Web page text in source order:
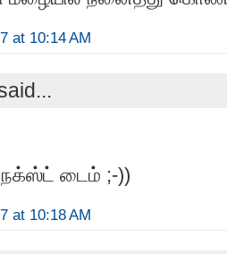
at 10:14 AM
டைம் ;-))
at 10:18 AM